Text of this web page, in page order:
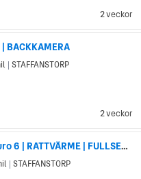
2 veckor
BACKKAMERA
2 veckor
STAFFANSTORP
Kia Ceed cee'd 1.6 CRDi AUTOMAT Euro 6 | RATTVÄRME | FULLSERVAD
STAFFANSTORP